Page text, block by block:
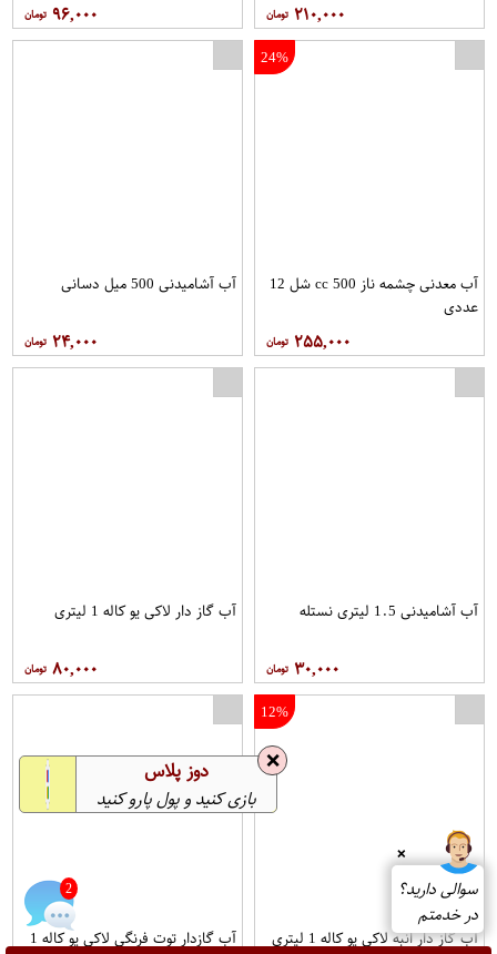
۲۱۰,۰۰۰ ۹۶,۰۰۰
24%
آب معدنی چشمه ناز 500 cc شل 12
عددی
۲۵۵,۰۰۰
آب آشامیدنی 500 میل دسانی
۲۴,۰۰۰
آب آشامیدنی 1.5 لیتری نستله
۳۰,۰۰۰
آب گاز دار لاکی یو کاله 1 لیتری
۸۰,۰۰۰
12%
آب گاز دار انبه لاکی یو کاله 1 لیتری
آب گازدار توت فرنگی لاکی یو کاله 1
❌
سوالی دارید؟
در خدمتم
2
❌ دوز پلاس
بازی کنید و پول پارو کنید